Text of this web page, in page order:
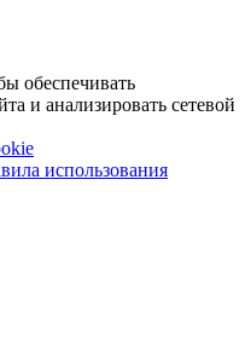
обеспечивать
и анализировать сетевой
использования